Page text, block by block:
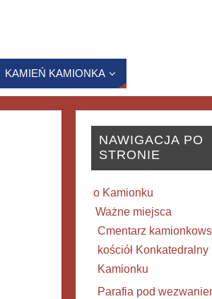
KAMIEŃ KAMIONKA
NAWIGACJA PO
STRONIE
o Kamionku
Ważne miejsca
Cmentarz
kościół Konkatedralny
Kamionku
Parafia pod